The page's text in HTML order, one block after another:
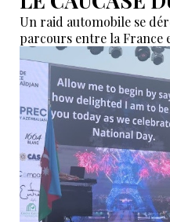
Un raid automobile se
parcours entre la France